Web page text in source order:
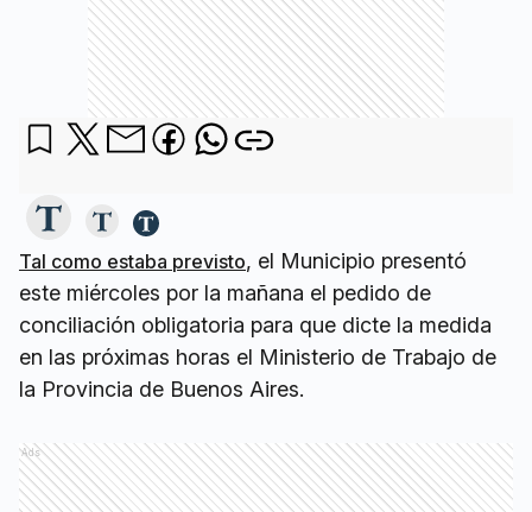
Tal como estaba previsto, el Municipio presentó
este miércoles por la mañana el pedido de
conciliación obligatoria para que dicte la medida
en las próximas horas el Ministerio de Trabajo de
la Provincia de Buenos Aires.
Ads